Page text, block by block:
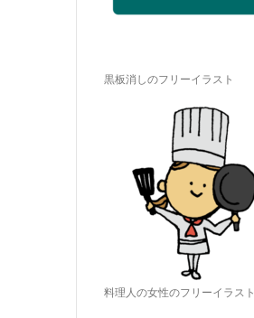
黒板消しのフリーイラスト
料理人の女性のフリーイラスト